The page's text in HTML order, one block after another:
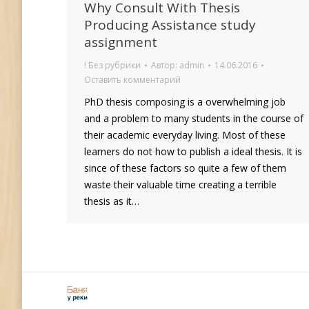
Why Consult With Thesis
Producing Assistance study
assignment
! Без рубрики Автор: admin
14.06.2016
Оставить комментарий
PhD thesis composing is a overwhelming job
and a problem to many students in the course of
their academic everyday living. Most of these
learners do not how to publish a ideal thesis. It is
since of these factors so quite a few of them
waste their valuable time creating a terrible
thesis as it…